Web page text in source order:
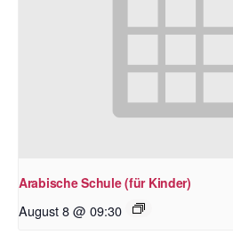
Arabische Schule (für Kinder)
August 8 @ 09:30